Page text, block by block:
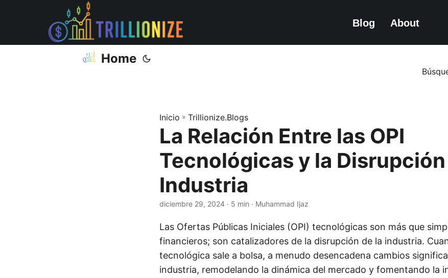
Blog About
Home
Inicio » Trillionize.Blogs
La Relación Entre las OPI
Tecnológicas y la Disrupción
Industria
diciembre 29, 2024 · 5 min · Muhammad Ijaz
Las Ofertas Públicas Iniciales (OPI) tecnológicas son más que
financieros; son catalizadores de la disrupción de la industria.
tecnológica sale a bolsa, a menudo desencadena cambios
industria, remodelando la dinámica del mercado y fomentando la